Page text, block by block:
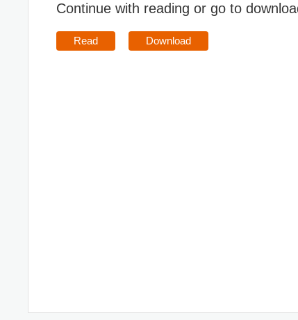
Continue with reading or go to
Read Download